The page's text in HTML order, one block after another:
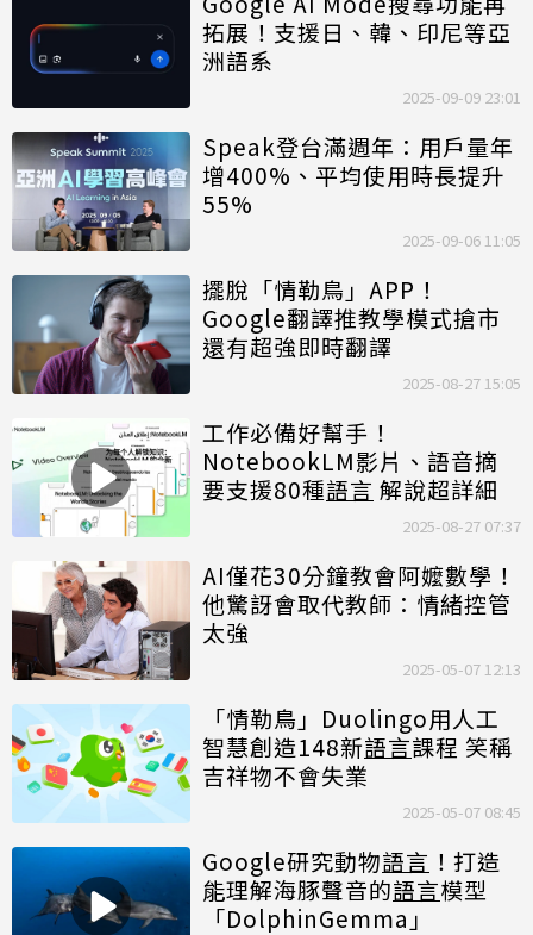
拓展！支援日、韓、印尼等亞
洲語系
2025-09-09 23:01
Speak登台滿週年：用戶量年
增400%、平均使用時長提升
55%
2025-09-06 11:05
擺脫「情勒鳥」APP！
Google翻譯推教學模式搶市
還有超強即時翻譯
2025-08-27 15:05
工作必備好幫手！
NotebookLM影片、語音摘
要支援80種語言 解說超詳細
2025-08-27 07:37
AI僅花30分鐘教會阿嬤數學！
他驚訝會取代教師：情緒控管
太強
2025-05-07 12:13
「情勒鳥」Duolingo用人工
智慧創造148新語言課程 笑稱
吉祥物不會失業
2025-05-07 08:45
Google研究動物語言 ！打造
能理解海豚聲音的語言模型
「DolphinGemma」